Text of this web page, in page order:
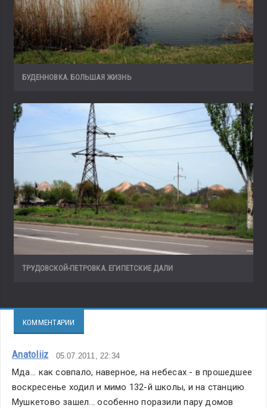
БУДЕННОВКА. БОЛЬШАЯ ЖИЗНЬ
ТРУДОВСКОЙ-ПЕТРОВКА. ЕГИПЕТСКИЕ ДАЛИ
КОММЕНТАРИИ
Anatoliiz 05.07.2011, 22:34
Мда... как совпало, наверное, на небесах - в прошедшее
воскресенье ходил и мимо 132-й школы, и на станцию
Мушкетово зашел... особенно поразили пару домов